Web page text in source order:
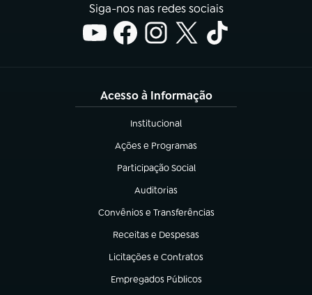
Siga-nos nas redes sociais
Acesso à Informação
Institucional
(abre em nova aba)
Ações e Programas
(abre em nova aba)
Participação Social
(abre em nova aba)
Auditorias
(abre em nova aba)
Convênios e Transferências
(abre em nova aba)
Receitas e Despesas
(abre em nova aba)
Licitações e Contratos
(abre em nova aba)
Empregados Públicos
(abre em nova aba)